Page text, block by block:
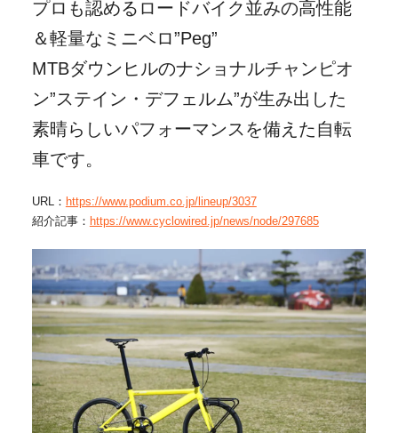
プロも認めるロードバイク並みの高性能
＆軽量なミニベロ”Peg”
MTBダウンヒルのナショナルチャンピオ
ン”ステイン・デフェルム”が生み出した
素晴らしいパフォーマンスを備えた自転
車です。
URL： https://www.podium.co.jp/lineup/3037
紹介記事： https://www.cyclowired.jp/news/node/297685